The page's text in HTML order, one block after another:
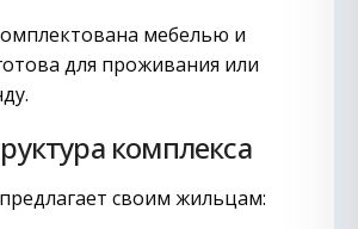
мебелью и
для проживания или
комплекса
своим жильцам: